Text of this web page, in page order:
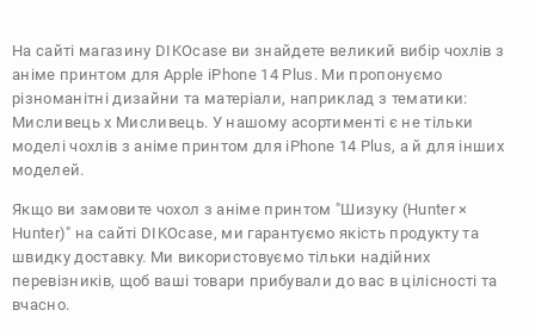
На сайті магазину DIKOcase ви знайдете великий вибір чохлів з
аніме принтом для Apple iPhone 14 Plus. Ми пропонуємо
різноманітні дизайни та матеріали, наприклад з тематики:
Мисливець х Мисливець. У нашому асортименті є не тільки
моделі чохлів з аніме принтом для iPhone 14 Plus, а й для інших
моделей.
Якщо ви замовите чохол з аніме принтом "Шизуку (Hunter ×
Hunter)" на сайті DIKOcase, ми гарантуємо якість продукту та
швидку доставку. Ми використовуємо тільки надійних
перевізників, щоб ваші товари прибували до вас в цілісності та
вчасно.